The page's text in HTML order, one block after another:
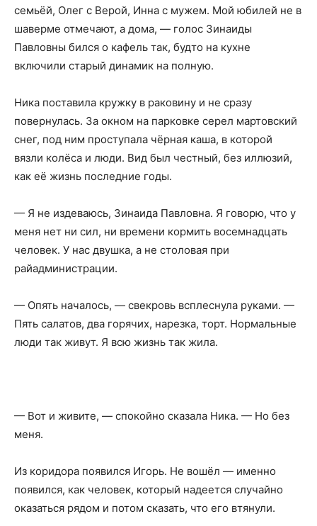
семьёй, Олег с Верой, Инна с мужем. Мой юбилей не в
шаверме отмечают, а дома, — голос Зинаиды
Павловны бился о кафель так, будто на кухне
включили старый динамик на полную.
Ника поставила кружку в раковину и не сразу
повернулась. За окном на парковке серел мартовский
снег, под ним проступала чёрная каша, в которой
вязли колёса и люди. Вид был честный, без иллюзий,
как её жизнь последние годы.
— Я не издеваюсь, Зинаида Павловна. Я говорю, что у
меня нет ни сил, ни времени кормить восемнадцать
человек. У нас двушка, а не столовая при
райадминистрации.
— Опять началось, — свекровь всплеснула руками. —
Пять салатов, два горячих, нарезка, торт. Нормальные
люди так живут. Я всю жизнь так жила.
— Вот и живите, — спокойно сказала Ника. — Но без
меня.
Из коридора появился Игорь. Не вошёл — именно
появился, как человек, который надеется случайно
оказаться рядом и потом сказать, что его втянули.